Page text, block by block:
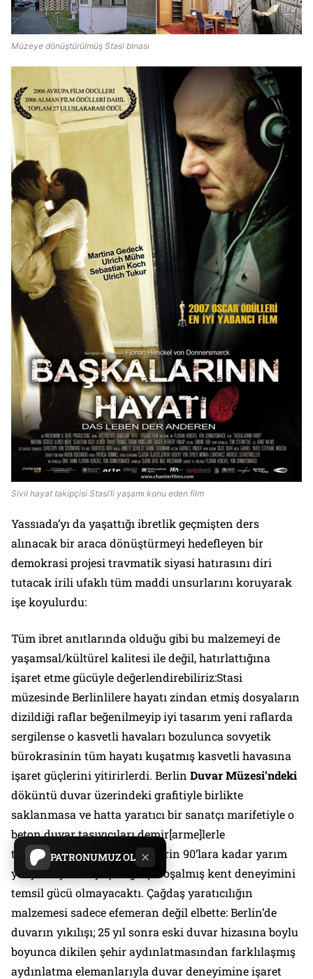
PATRONUMUZ OL
Müzeye dönüştürülmüş Stasi binası
Sivil hayat takipçisi Stasi’li yaşamı konu eden film
Yassıada’yı da yaşattığı ibretlik geçmişten ders
alınacak bir araca dönüştürmeyi hedefleyen bir
demokrasi projesi travmatik siyasi hatırasını diri
tutacak irili ufaklı tüm maddi unsurlarını koruyarak
işe koyulurdu:
Tüm ibret anıtlarında olduğu gibi bu malzemeyi de
yaşamsal/kültürel kalitesi ile değil, hatırlattığına
işaret etme gücüyle değerlendirebiliriz:Stasi
müzesinde Berlinlilere hayatı zindan etmiş dosyaların
dizildiği raflar beğenilmeyip iyi tasarım yeni raflarda
sergilense o kasvetli havaları bozulunca sovyetik
bürokrasinin tüm hayatı kuşatmış kasvetli havasına
işaret güçlerini yitirirlerdi. Berlin Duvar Müzesi’ndeki
döküntü duvar üzerindeki grafitiyle birlikte
saklanmasa ve hatta yaratıcı bir sanatçı marifetiyle o
beton duvar taşıyıcıları demir[arme]lerle
tamamlanmasaydı Berlin’lilerin 90’lara kadar yarım
yüzyıl boyunca yaşadığı içi boşalmış kent deneyimini
temsil gücü olmayacaktı. Çağdaş yaratıcılığın
malzemesi sadece efemeran değil elbette: Berlin’de
duvarın yıkılışı; 25 yıl sonra eski duvar hizasına boylu
boyunca dikilen şehir aydınlatmasından farklılaşmış
aydınlatma elemanlarıyla duvar deneyimine işaret